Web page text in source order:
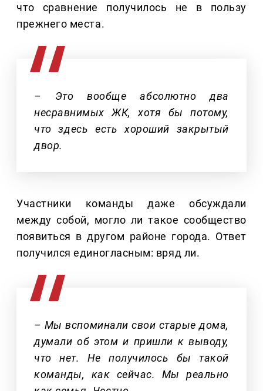
что сравнение получилось не в пользу
прежнего места.
– Это вообще абсолютно два
несравнимых ЖК, хотя бы потому,
что здесь есть хороший закрытый
двор.
Участники команды даже обсуждали
между собой, могло ли такое сообщество
появиться в другом районе города. Ответ
получился единогласным: вряд ли.
– Мы вспоминали свои старые дома,
думали об этом и пришли к выводу,
что нет. Не получилось бы такой
команды, как сейчас. Мы реально